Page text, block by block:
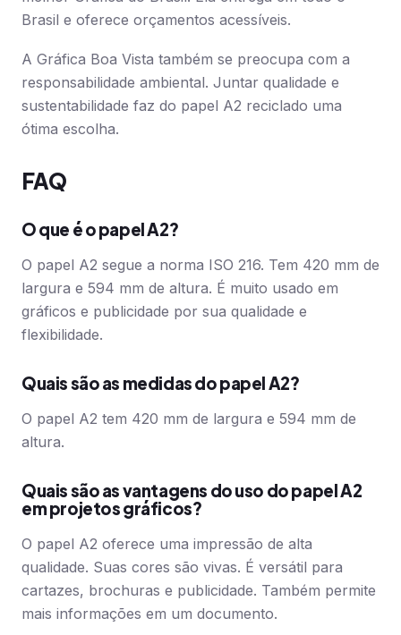
Brasil e oferece orçamentos acessíveis.
A Gráfica Boa Vista também se preocupa com a
responsabilidade ambiental. Juntar qualidade e
sustentabilidade faz do papel A2 reciclado uma
ótima escolha.
FAQ
O que é o papel A2?
O papel A2 segue a norma ISO 216. Tem 420 mm de
largura e 594 mm de altura. É muito usado em
gráficos e publicidade por sua qualidade e
flexibilidade.
Quais são as medidas do papel A2?
O papel A2 tem 420 mm de largura e 594 mm de
altura.
Quais são as vantagens do uso do papel A2
em projetos gráficos?
O papel A2 oferece uma impressão de alta
qualidade. Suas cores são vivas. É versátil para
cartazes, brochuras e publicidade. Também permite
mais informações em um documento.